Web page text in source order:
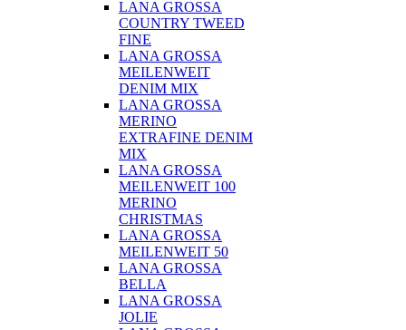
LANA GROSSA
COUNTRY TWEED
FINE
LANA GROSSA
MEILENWEIT
DENIM MIX
LANA GROSSA
MERINO
EXTRAFINE DENIM
MIX
LANA GROSSA
MEILENWEIT 100
MERINO
CHRISTMAS
LANA GROSSA
MEILENWEIT 50
LANA GROSSA
BELLA
LANA GROSSA
JOLIE